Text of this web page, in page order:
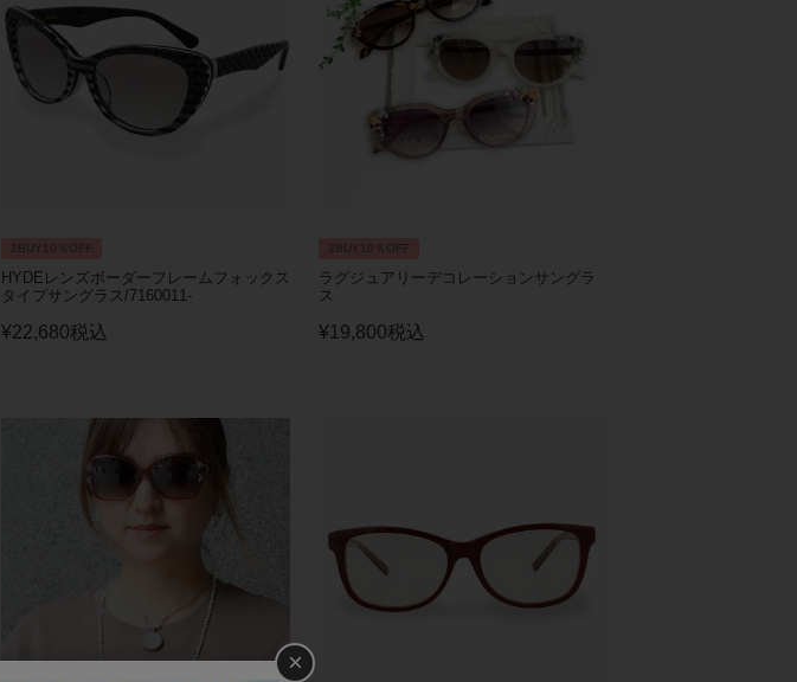
2BUY10％OFF
HYDEレンズボーダーフレームフォックス
タイプサングラス/7160011-
¥22,680税込
2BUY10％OFF
ラグジュアリーデコレーションサングラ
ス
¥19,800税込
×